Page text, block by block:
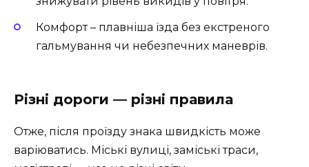
Комфорт – плавніша їзда без екстреного
гальмування чи небезпечних маневрів.
Різні дороги — різні правила
Отже, після проїзду знака швидкість може
варіюватись. Міські вулиці, заміські траси,